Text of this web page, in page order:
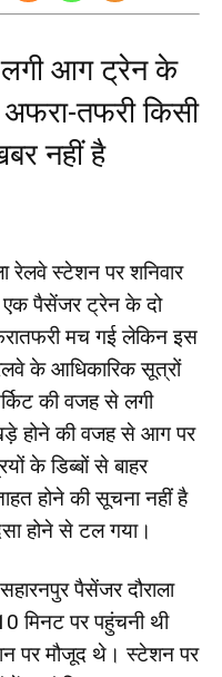
लगी आग ट्रेन के
तफरी किसी
नहीं है
रेलवे स्टेशन पर शनिवार
एक पैसेंजर ट्रेन के दो
मच गई लेकिन इस
के आधिकारिक सूत्रों
की वजह से लगी
होने की वजह से आग पर
के डिब्बों से बाहर
होने की सूचना नहीं है
होने से टल गया।
पैसेंजर दौराला
पर पहुंचनी थी
पर मौजूद थे। स्टेशन पर